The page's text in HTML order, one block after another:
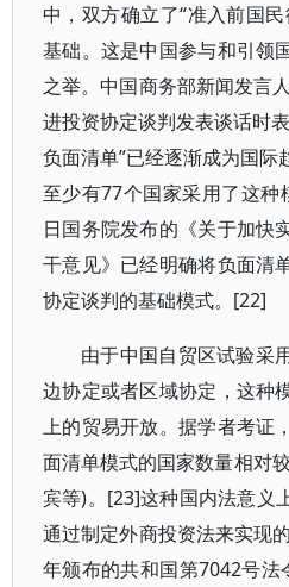
中，双方确立了“准入前国
基础。这是中国参与和引领
之举。中国商务部新闻发言
进投资协定谈判发表谈话时
负面清单”已经逐渐成为国际
至少有77个国家采用了这
日国务院发布的《关于加快
干意见》已经明确将负面清
协定谈判的基础模式。[22]
由于中国自贸区试验采
边协定或者区域协定，这种
上的贸易开放。据学者考证
面清单模式的国家数量相对
宾等)。[23]这种国内法意义
通过制定外商投资法来实现
年颁布的共和国第7042号